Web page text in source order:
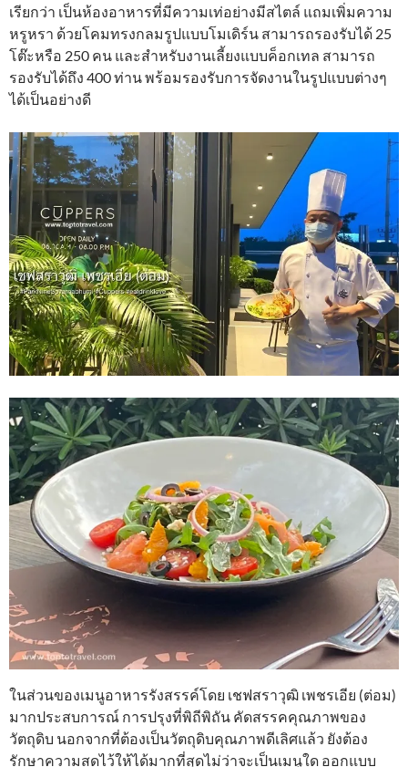
เรียกว่า เป็นห้องอาหารที่มีความเท่อย่างมีสไตล์ แถมเพิ่มความ
หรูหรา ด้วยโคมทรงกลมรูปแบบโมเดิร์น สามารถรองรับได้ 25
โต๊ะหรือ 250 คน และสำหรับงานเลี้ยงแบบค็อกเทล สามารถ
รองรับได้ถึง 400 ท่าน พร้อมรองรับการจัดงานในรูปแบบต่างๆ
ได้เป็นอย่างดี
ในส่วนของเมนูอาหารรังสรรค์โดย เชฟสราวุฒิ เพชรเอีย (ต่อม)
มากประสบการณ์ การปรุงที่พิถีพิถัน คัดสรรคคุณภาพของ
วัตถุดิบ นอกจากที่ต้องเป็นวัตถุดิบคุณภาพดีเลิศแล้ว ยังต้อง
รักษาความสดไว้ให้ได้มากที่สุดไม่ว่าจะเป็นเมนูใด ออกแบบ